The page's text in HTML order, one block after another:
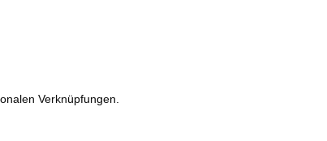
Verknüpfungen.